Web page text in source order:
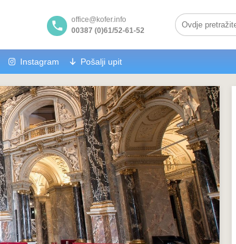
office@kofer.info
00387 (0)61/52-61-52
Instagram Pošalji upit